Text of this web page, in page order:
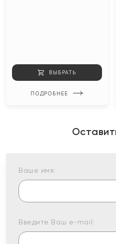
ВЫБРАТЬ
ПОДРОБНЕЕ
Ваше имя:
Введите Ваш e-mail: